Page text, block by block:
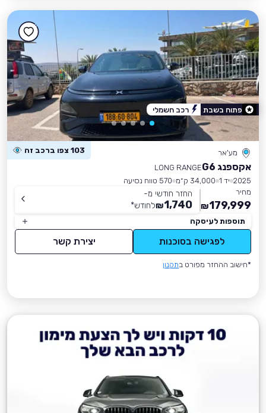
מע'אר 103 צפו ברכב זה
אקספנג G6
LONG RANGE
2025 יד 1 34,000 ק״מ
570 טווח נסיעה
מחיר
179,999
₪
החזר חודשי מ-
1,740
₪לחודש*
תוספות לעיסקה
לפגישה בסוכנות יצירת קשר
*חישוב ההחזר מפורט בתקנון
פתוח בשבת רכב חשמלי